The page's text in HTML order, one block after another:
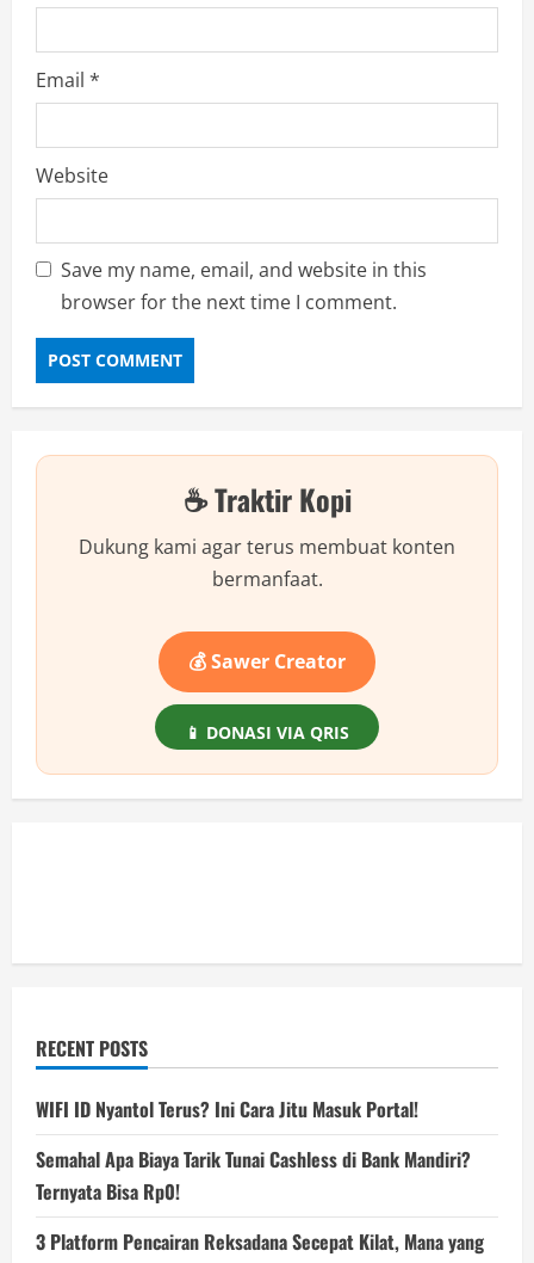
Email *
Website
Save my name, email, and website in this
browser for the next time I comment.
☕ Traktir Kopi
Dukung kami agar terus membuat konten
bermanfaat.
💰 Sawer Creator
📱 DONASI VIA QRIS
RECENT POSTS
WIFI ID Nyantol Terus? Ini Cara Jitu Masuk Portal!
Semahal Apa Biaya Tarik Tunai Cashless di Bank Mandiri?
Ternyata Bisa Rp0!
3 Platform Pencairan Reksadana Secepat Kilat, Mana yang